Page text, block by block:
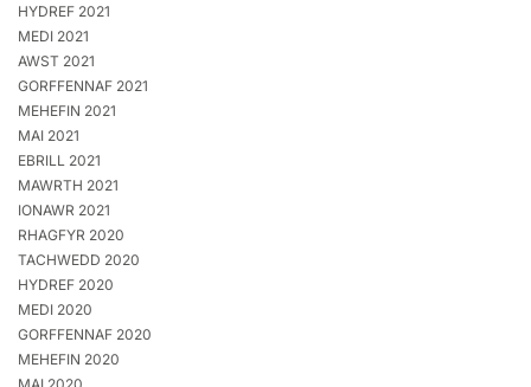
HYDREF 2021
MEDI 2021
AWST 2021
GORFFENNAF 2021
MEHEFIN 2021
MAI 2021
EBRILL 2021
MAWRTH 2021
IONAWR 2021
RHAGFYR 2020
TACHWEDD 2020
HYDREF 2020
MEDI 2020
GORFFENNAF 2020
MEHEFIN 2020